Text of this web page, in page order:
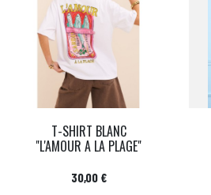
T-SHIRT BLANC
"L'AMOUR A LA PLAGE"
Prix
30,00 €